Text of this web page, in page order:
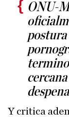
ONU-
Y critica